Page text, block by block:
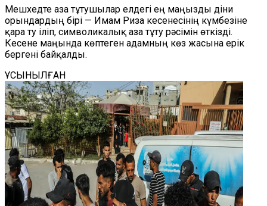
Мешхедте аза тұтушылар елдегі ең маңызды діни
орындардың бірі — Имам Риза кесенесінің күмбезіне
қара ту іліп, символикалық аза тұту рәсімін өткізді.
Кесене маңында көптеген адамның көз жасына ерік
бергені байқалды.
ҰСЫНЫЛҒАН